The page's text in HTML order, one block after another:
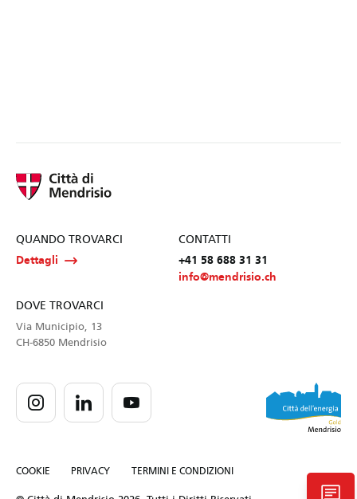
QUANDO TROVARCI
Dettagli
CONTATTI
+41 58 688 31 31
info@mendrisio.ch
DOVE TROVARCI
Via Municipio, 13
CH-6850 Mendrisio
COOKIE PRIVACY TERMINI E CONDIZIONI